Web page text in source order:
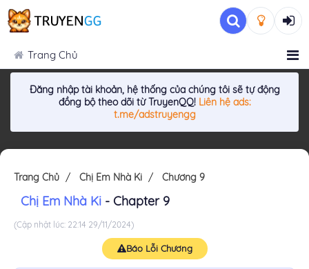
Trang Chủ
Đăng nhập tài khoản, hệ thống của chúng tôi sẽ tự động
đồng bộ theo dõi từ TruyenQQ! Liên hệ ads:
t.me/adstruyengg
Trang Chủ Chị Em Nhà Ki Chương 9
Chị Em Nhà Ki - Chapter 9
(Cập nhật lúc: 22:14 29/11/2024)
Báo Lỗi Chương